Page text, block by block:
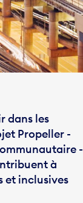
dans les
Propeller -
-
à
et inclusives